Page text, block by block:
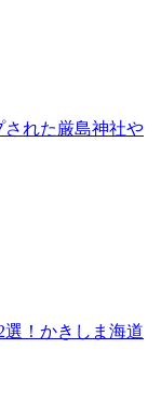
れた厳島神社や
！かきしま海道